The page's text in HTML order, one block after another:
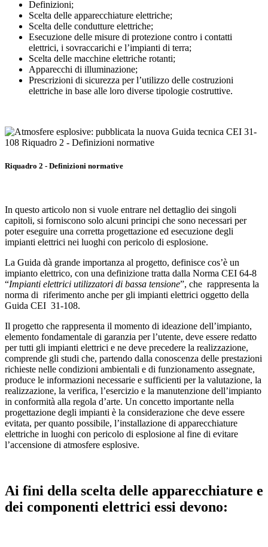
Definizioni;
Scelta delle apparecchiature elettriche;
Scelta delle condutture elettriche;
Esecuzione delle misure di protezione contro i contatti
elettrici, i sovraccarichi e l’impianti di terra;
Scelta delle macchine elettriche rotanti;
Apparecchi di illuminazione;
Prescrizioni di sicurezza per l’utilizzo delle costruzioni
elettriche in base alle loro diverse tipologie costruttive.
Riquadro 2 - Definizioni normative
In questo articolo non si vuole entrare nel dettaglio dei singoli
capitoli, si forniscono solo alcuni principi che sono necessari per
poter eseguire una corretta progettazione ed esecuzione degli
impianti elettrici nei luoghi con pericolo di esplosione.
La Guida dà grande importanza al progetto, definisce cos’è un
impianto elettrico, con una definizione tratta dalla Norma CEI 64-8
“Impianti elettrici utilizzatori di bassa tensione”, che rappresenta la
norma di riferimento anche per gli impianti elettrici oggetto della
Guida CEI 31-108.
Il progetto che rappresenta il momento di ideazione dell’impianto,
elemento fondamentale di garanzia per l’utente, deve essere redatto
per tutti gli impianti elettrici e ne deve precedere la realizzazione,
comprende gli studi che, partendo dalla conoscenza delle prestazioni
richieste nelle condizioni ambientali e di funzionamento assegnate,
produce le informazioni necessarie e sufficienti per la valutazione, la
realizzazione, la verifica, l’esercizio e la manutenzione dell’impianto
in conformità alla regola d’arte. Un concetto importante nella
progettazione degli impianti è la considerazione che deve essere
evitata, per quanto possibile, l’installazione di apparecchiature
elettriche in luoghi con pericolo di esplosione al fine di evitare
l’accensione di atmosfere esplosive.
Ai fini della scelta delle apparecchiature e
dei componenti elettrici essi devono: